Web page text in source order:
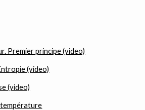
Premier principe (video)
(video)
(video)